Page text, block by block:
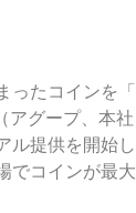
ったコインを
アグープ、本
ル提供を開
コインが最